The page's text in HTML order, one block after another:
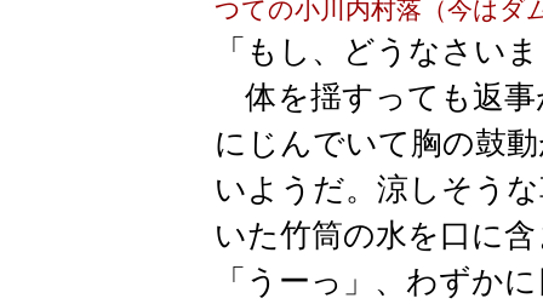
つての小川内村落（今はダ
「もし、どうなさい
体を揺すっても返事
にじんでいて胸の鼓
いようだ。涼しそう
いた竹筒の水を口に
「うーっ」、わずか